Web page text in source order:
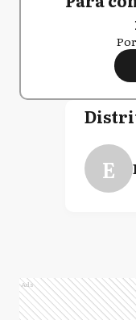
E
Ads